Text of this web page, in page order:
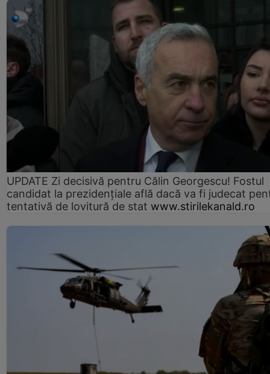
UPDATE Zi decisivă pentru Călin Georgescu! Fostul
candidat la prezidențiale află dacă va fi judecat
tentativă de lovitură de stat www.stirilekanald.ro